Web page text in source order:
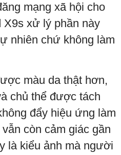
mạng xã hội cho
X9s xử lý phần này
nhiên chứ không làm
màu da thật hơn,
chủ thể được tách
đẩy hiệu ứng làm
còn cảm giác gần
là kiểu ảnh mà người